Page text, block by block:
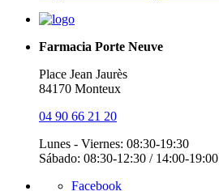
Farmacia Porte Neuve
Place Jean Jaurès
84170 Monteux
04 90 66 21 20
Lunes - Viernes: 08:30-19:30
Sábado: 08:30-12:30 / 14:00-19:00
Facebook